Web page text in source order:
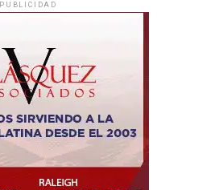
PUBLICIDAD